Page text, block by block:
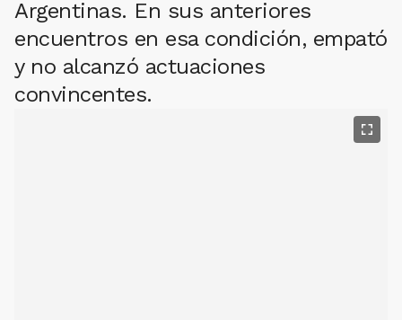
Argentinas. En sus anteriores
encuentros en esa condición, empató
y no alcanzó actuaciones
convincentes.